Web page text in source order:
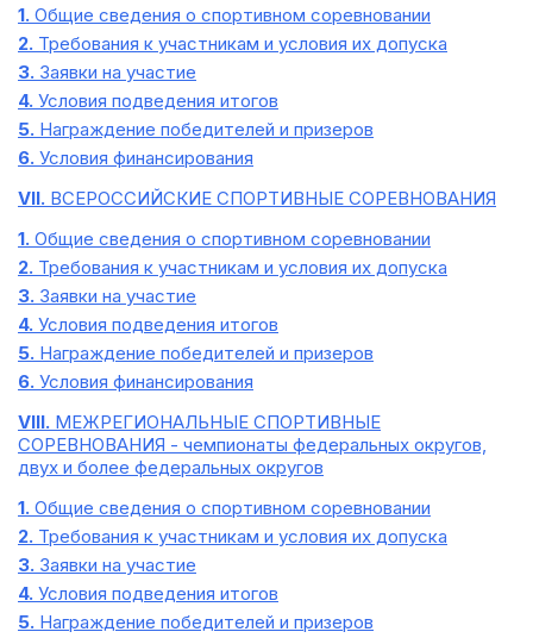
1. Общие сведения о спортивном соревновании
2. Требования к участникам и условия их допуска
3. Заявки на участие
4. Условия подведения итогов
5. Награждение победителей и призеров
6. Условия финансирования
VII. ВСЕРОССИЙСКИЕ СПОРТИВНЫЕ СОРЕВНОВАНИЯ
1. Общие сведения о спортивном соревновании
2. Требования к участникам и условия их допуска
3. Заявки на участие
4. Условия подведения итогов
5. Награждение победителей и призеров
6. Условия финансирования
VIII. МЕЖРЕГИОНАЛЬНЫЕ СПОРТИВНЫЕ
СОРЕВНОВАНИЯ - чемпионаты федеральных округов,
двух и более федеральных округов
1. Общие сведения о спортивном соревновании
2. Требования к участникам и условия их допуска
3. Заявки на участие
4. Условия подведения итогов
5. Награждение победителей и призеров